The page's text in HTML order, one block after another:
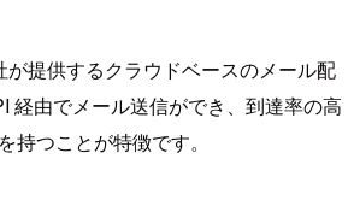
が提供するクラウドベースのメール配
経由でメール送信ができ、到達率の高
持つことが特徴です。